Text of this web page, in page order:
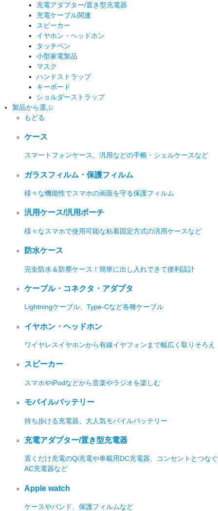
充電アダプター/置き型充電器
充電ケーブル関連
スピーカー
イヤホン・ヘッドホン
タッチペン
小型家電製品
マスク
ハンドストラップ
キーボード
ショルダーストラップ
製品から選ぶ
もどる
ケース
スマートフォンケース、汎用などの手帳・シェルケースなど
ガラスフィルム・保護フィルム
様々な機能性でスマホの画面を守る保護フィルム
汎用ケース/汎用ポーチ
様々なスマホで使用可能な粘着固定方式の汎用ケースなど
防水ケース
完全防水＆防塵ケース！簡単に出し入れできて便利設計
ケーブル・コネクタ・アダプタ
Lightningケーブル、Type-Cなど各種ケーブル
イヤホン・ヘッドホン
ワイヤレスイヤホンから有線イヤフォンまで幅広く取りそろえ
スピーカー
スマホやiPodなどから音楽やラジオを楽しむ
モバイルバッテリー
持ち歩ける充電器、大人気モバイルバッテリー
充電アダプター/置き型充電器
置くだけ充電のQi充電や車載用DC充電器、コンセントとつなぐ
AC充電器など
Apple watch
ケースやバンド、保護フィルムなど